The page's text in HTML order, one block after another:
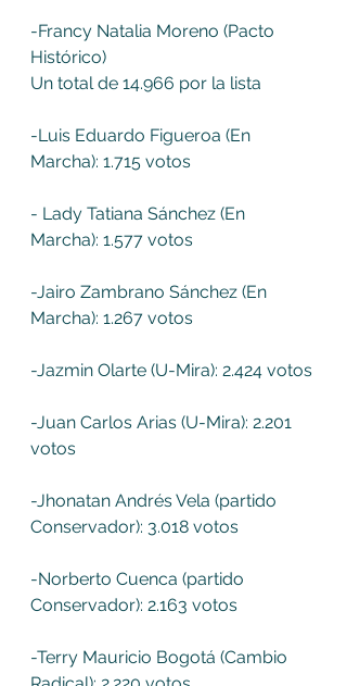
-Francy Natalia Moreno (Pacto
Histórico)
Un total de 14.966 por la lista
-Luis Eduardo Figueroa (En
Marcha): 1.715 votos
- Lady Tatiana Sánchez (En
Marcha): 1.577 votos
-Jairo Zambrano Sánchez (En
Marcha): 1.267 votos
-Jazmin Olarte (U-Mira): 2.424 votos
-Juan Carlos Arias (U-Mira): 2.201
votos
-Jhonatan Andrés Vela (partido
Conservador): 3.018 votos
-Norberto Cuenca (partido
Conservador): 2.163 votos
-Terry Mauricio Bogotá (Cambio